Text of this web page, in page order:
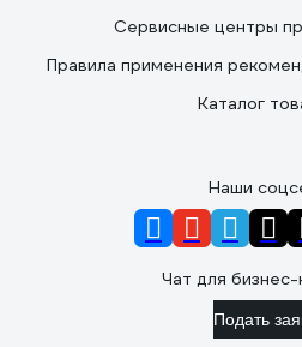
Сервисные центры
Правила применения
Каталог
Наши
Чат для бизнес-
Подать